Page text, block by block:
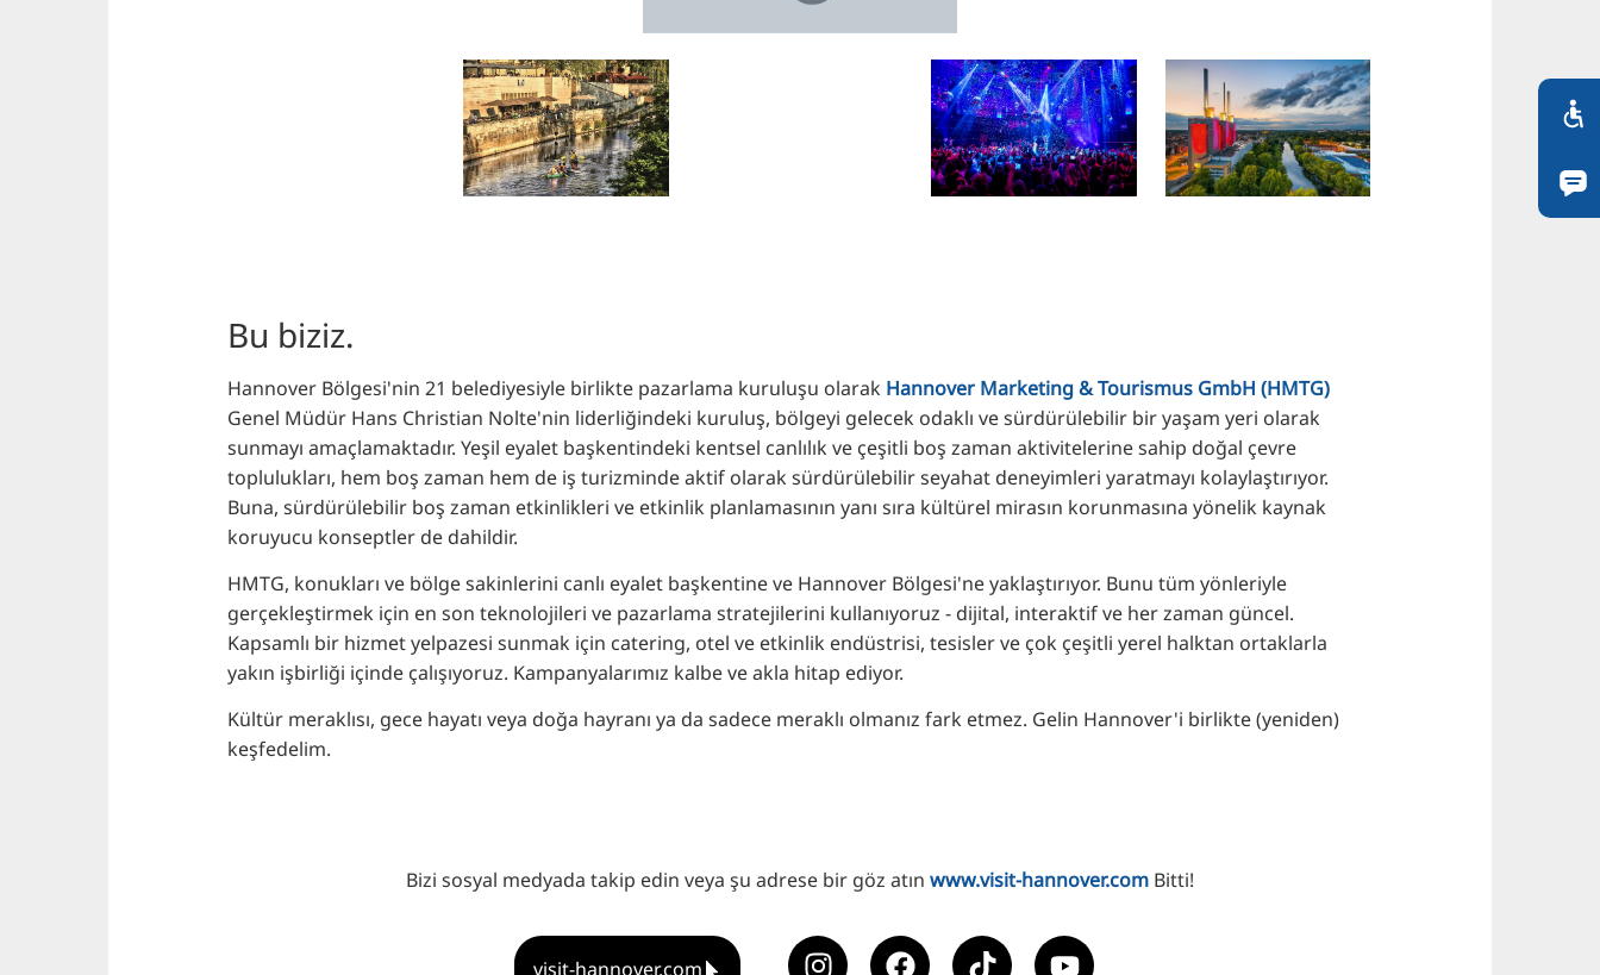
Bu biziz.
Hannover Bölgesi'nin 21 belediyesiyle birlikte pazarlama kuruluşu olarak Hannover Marketing & Tourismus GmbH (HMTG)
Genel Müdür Hans Christian Nolte'nin liderliğindeki kuruluş, bölgeyi gelecek odaklı ve sürdürülebilir bir yaşam yeri olarak
sunmayı amaçlamaktadır. Yeşil eyalet başkentindeki kentsel canlılık ve çeşitli boş zaman aktivitelerine sahip doğal çevre
toplulukları, hem boş zaman hem de iş turizminde aktif olarak sürdürülebilir seyahat deneyimleri yaratmayı kolaylaştırıyor.
Buna, sürdürülebilir boş zaman etkinlikleri ve etkinlik planlamasının yanı sıra kültürel mirasın korunmasına yönelik kaynak
koruyucu konseptler de dahildir.
HMTG, konukları ve bölge sakinlerini canlı eyalet başkentine ve Hannover Bölgesi'ne yaklaştırıyor. Bunu tüm yönleriyle
gerçekleştirmek için en son teknolojileri ve pazarlama stratejilerini kullanıyoruz - dijital, interaktif ve her zaman güncel.
Kapsamlı bir hizmet yelpazesi sunmak için catering, otel ve etkinlik endüstrisi, tesisler ve çok çeşitli yerel halktan ortaklarla
yakın işbirliği içinde çalışıyoruz. Kampanyalarımız kalbe ve akla hitap ediyor.
Kültür meraklısı, gece hayatı veya doğa hayranı ya da sadece meraklı olmanız fark etmez. Gelin Hannover'i birlikte (yeniden)
keşfedelim.
Bizi sosyal medyada takip edin veya şu adrese bir göz atın www.visit-hannover.com Bitti!
visit-hannover.com